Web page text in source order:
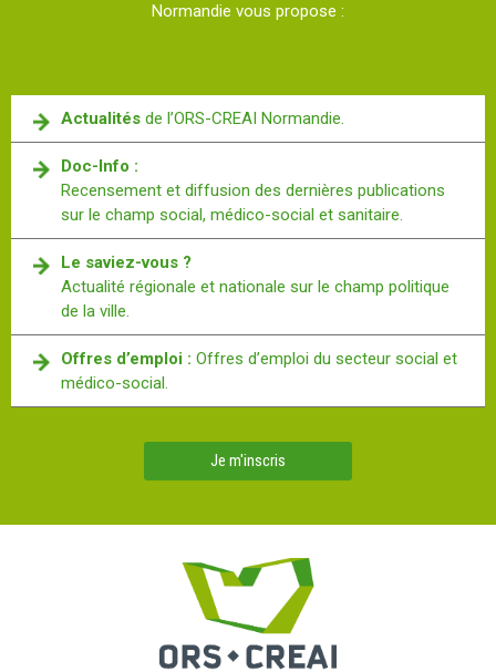
Normandie vous propose :
Actualités de l’ORS-CREAI Normandie.
Doc-Info :
Recensement et diffusion des dernières publications
sur le champ social, médico-social et sanitaire.
Le saviez-vous ?
Actualité régionale et nationale sur le champ politique
de la ville.
Offres d’emploi : Offres d’emploi du secteur social et
médico-social.
Je m'inscris